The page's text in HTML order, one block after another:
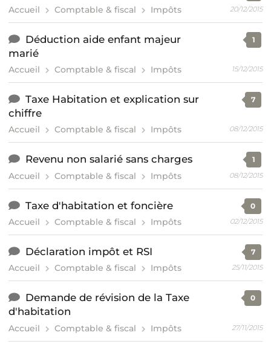
Accueil Comptable & fiscal Impôts 20/12/2015
Déduction aide enfant majeur
marié
Accueil Comptable & fiscal Impôts
1
15/12/2015
Taxe Habitation et explication sur
chiffre
Accueil Comptable & fiscal Impôts
7
08/12/2015
Revenu non salarié sans charges
Accueil Comptable & fiscal Impôts
1
08/12/2015
Taxe d'habitation et foncière
Accueil Comptable & fiscal Impôts
0
02/12/2015
Déclaration impôt et RSI
Accueil Comptable & fiscal Impôts
7
25/11/2015
Demande de révision de la Taxe
d'habitation
Accueil Comptable & fiscal Impôts
0
27/11/2015